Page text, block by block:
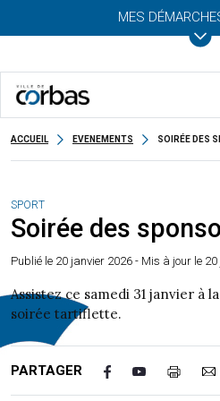
MES
ACCUEIL EVENEMENTS SOIRÉE DES
SPORT
Soirée des
Publié le 20 janvier 2026 - Mis à jour le
Assistez ce samedi 31 janvier à
soirée tartiflette.
PARTAGER